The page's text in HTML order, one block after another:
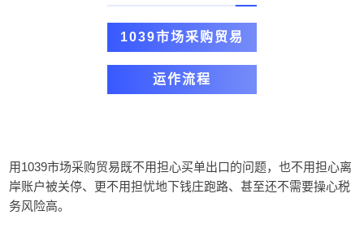
1039市场采购贸易
运作流程
用1039市场采购贸易既不用担心买单出口的问题，也不用担心离
岸账户被关停、更不用担忧地下钱庄跑路、甚至还不需要操心税
务风险高。